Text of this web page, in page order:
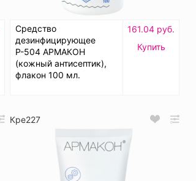
Средство
дезинфицирующее
Р-504 АРМАКОН
(кожный антисептик),
флакон 100 мл.
161.04 руб.
Купить
Кре227